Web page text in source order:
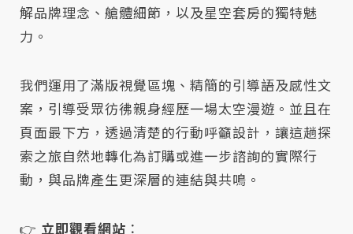
解品牌理念、艙體細節，以及星空套房的獨特魅
力。
我們運用了滿版視覺區塊、精簡的引導語及感性文
案，引導受眾彷彿親身經歷一場太空漫遊。並且在
頁面最下方，透過清楚的行動呼籲設計，讓這趟探
索之旅自然地轉化為訂購或進一步諮詢的實際行
動，與品牌產生更深層的連結與共鳴。
👉 立即觀看網站 ：